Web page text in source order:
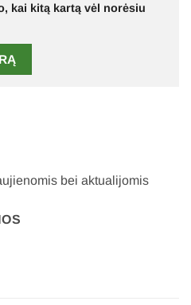
kai kitą kartą vėl norėsiu
bei aktualijomis